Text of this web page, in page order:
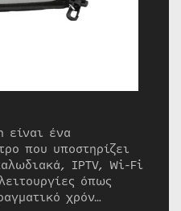
είναι ένα
που υποστηρίζει
IPTV, Wi-Fi
όπως
χρόν…